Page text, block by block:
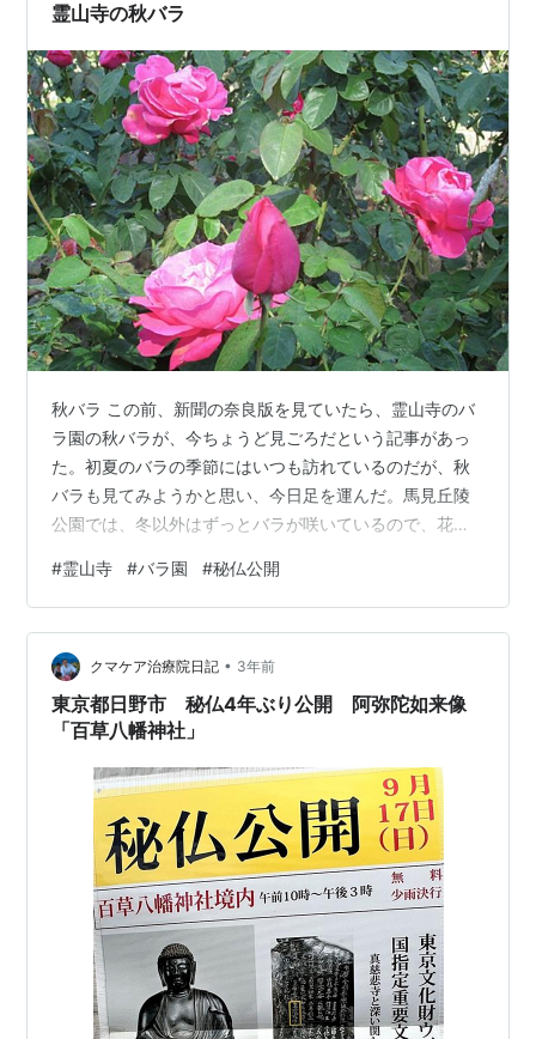
霊山寺の秋バラ
秋バラ この前、新聞の奈良版を見ていたら、霊山寺のバ
ラ園の秋バラが、今ちょうど見ごろだという記事があっ
た。初夏のバラの季節にはいつも訪れているのだが、秋
バラも見てみようかと思い、今日足を運んだ。馬見丘陵
公園では、冬以外はずっとバラが咲いているので、花期
行く前にホームページを見ると、本堂の秘仏宝物の公開
期間にあたっており、今日１１月３日が１日限定の三重
塔壁画の公開日だった。 まず、境内に入ってすぐ右手に
あるバラ園に足を運んだ。初夏のシーズンは園内いっぱ
いにバラが咲き乱れている印象だったが、今はざっと見
て、その時の三分の一くらいの花の数だろうか…
#霊山寺 #バラ園 #秘仏公開
クマケア治療院日記 • 3年前
東京都日野市 秘仏4年ぶり公開 阿弥陀如来像
「百草八幡神社」